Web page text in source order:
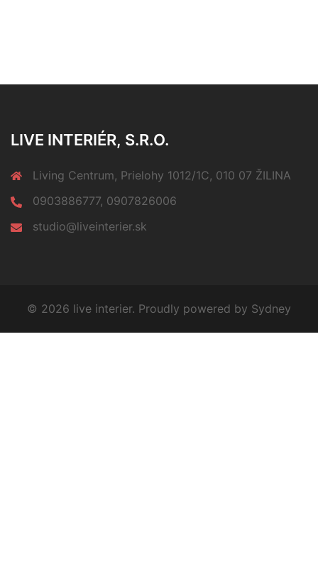
LIVE INTERIÉR, S.R.O.
Living Centrum, Prielohy 1012/1C, 010 07 ŽILINA
0903886777, 0907826006
studio@liveinterier.sk
© 2026 live interier. Proudly powered by Sydney